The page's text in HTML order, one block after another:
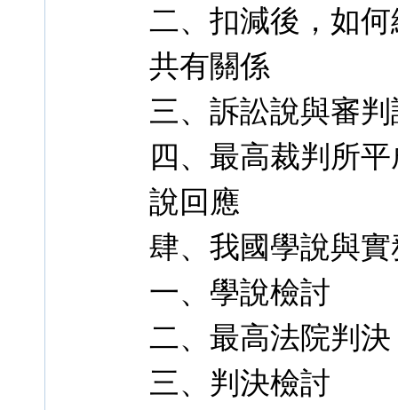
二、扣減後，如
共有關係
三、訴訟說與審
四、最高裁判所
說回應
肆、我國學說與
一、學說檢討
二、最高法院判決
三、判決檢討